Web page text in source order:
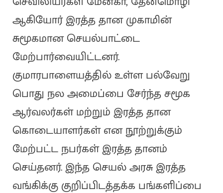
ஆகியோர் இரத்த தான முகாமின்
சுமூகமான செயல்பாட்டை
மேற்பார்வையிட்டனர்.
குமாரபாளையத்தில் உள்ள பல்வேறு
பொது நல அமைப்பை சேர்ந்த சமூக
ஆர்வலர்கள் மற்றும் இரத்த தான
கொடையாளர்கள் என நூற்றுக்கும்
மேற்பட்ட நபர்கள் இரத்த தானம்
செய்தனர். இந்த செயல் அரசு இரத்த
வங்கிக்கு குறிப்பிடத்தக்க பங்களிப்பை